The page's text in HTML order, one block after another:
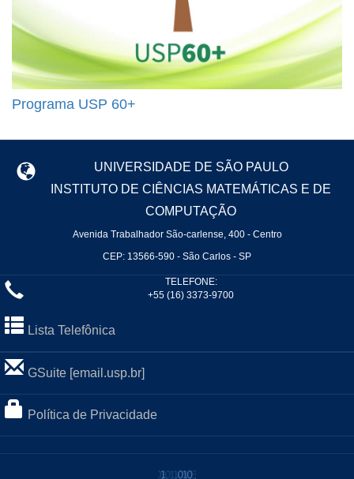
Programa USP 60+
UNIVERSIDADE DE SÃO PAULO
INSTITUTO DE CIÊNCIAS MATEMÁTICAS E DE
COMPUTAÇÃO
Avenida Trabalhador São-carlense, 400 - Centro
CEP: 13566-590 - São Carlos - SP
TELEFONE:
+55 (16) 3373-9700
Lista Telefônica
GSuite [email.usp.br]
Política de Privacidade